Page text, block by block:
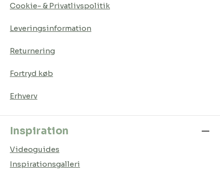
Cookie- & Privatlivspolitik
Leveringsinformation
Returnering
Fortryd køb
Erhverv
Inspiration
Videoguides
Inspirationsgalleri